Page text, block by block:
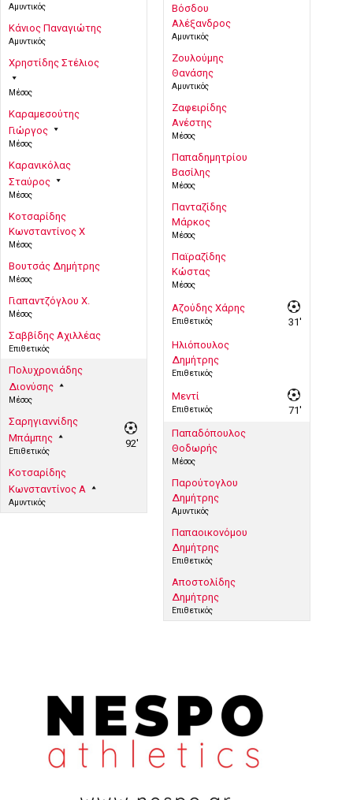
Αμυντικός
Κάνιος Παναγιώτης
Αμυντικός
Χρηστίδης Στέλιος
Μέσος
Καραμεσούτης
Γιώργος
Μέσος
Καρανικόλας
Σταύρος
Μέσος
Κοτσαρίδης
Κωνσταντίνος Χ
Μέσος
Βουτσάς Δημήτρης
Μέσος
Γιαπαντζόγλου Χ.
Μέσος
Σαββίδης Αχιλλέας
Επιθετικός
Πολυχρονιάδης
Διονύσης
Μέσος
Σαρηγιαννίδης
Μπάμπης
Επιθετικός
92'
Κοτσαρίδης
Κωνσταντίνος Α
Αμυντικός
Βόσδου
Αλέξανδρος
Αμυντικός
Ζουλούμης
Θανάσης
Αμυντικός
Ζαφειρίδης
Ανέστης
Μέσος
Παπαδημητρίου
Βασίλης
Μέσος
Πανταζίδης
Μάρκος
Μέσος
Παϊραζίδης
Κώστας
Μέσος
Αζούδης Χάρης
Επιθετικός
31'
Ηλιόπουλος
Δημήτρης
Επιθετικός
Μεντί
Επιθετικός
71'
Παπαδόπουλος
Θοδωρής
Μέσος
Παρούτογλου
Δημήτρης
Αμυντικός
Παπαοικονόμου
Δημήτρης
Επιθετικός
Αποστολίδης
Δημήτρης
Επιθετικός